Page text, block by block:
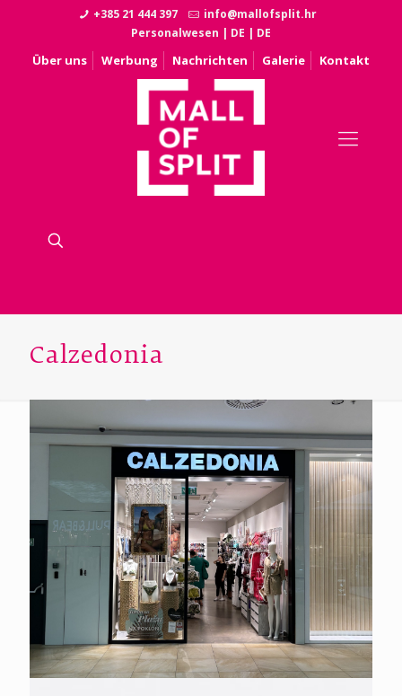
+385 21 444 397
info@mallofsplit.hr
Personalwesen | DE | DE
Über uns Werbung Nachrichten Galerie Kontakt
Calzedonia